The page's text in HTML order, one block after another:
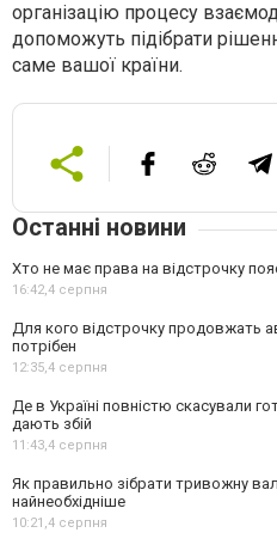
організацію процесу
допоможуть підібрати
саме вашої країни.
Останні новини
Хто не має права на відстрочку
16:42,4 серпня
Для кого відстрочку продовжать
потрібен
12:35,4 серпня
Де в Україні повністю скасували
дають збій
11:43,4 серпня
Як правильно зібрати тривожну
найнеобхідніше
10:21,4 серпня